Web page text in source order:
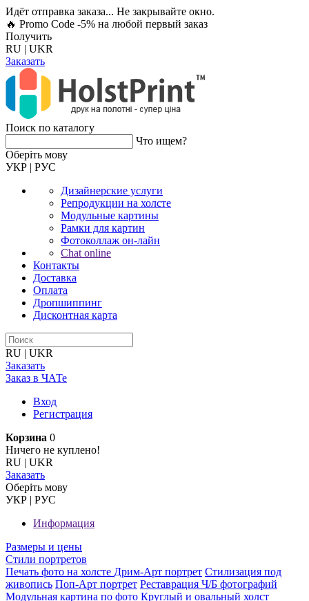
Идёт отправка заказа... Не закрывайте окно.
🔥 Promo Code -5% на любой первый заказ
Получить
RU | UKR
Заказать
Поиск по каталогу
Что ищем?
Оберiть мову
УКР | РУС
Дизайнерские услуги
Репродукции на холсте
Модульные картины
Рамки для картин
Фотоколлаж он-лайн
Chat online
Контакты
Доставка
Оплата
Дропшиппинг
Дисконтная карта
RU | UKR
Заказать
Заказ в ЧАТе
Вход
Регистрация
Корзина 0
Ничего не куплено!
RU | UKR
Заказать
Оберiть мову
УКР | РУС
Информация
Размеры и цены
Стили портретов
Печать фото на холсте Дрим-Арт портрет Стилизация под
живопись Поп-Арт портрет Реставрация Ч/Б фотографий
Модульная картина по фото Круглый и овальный холст